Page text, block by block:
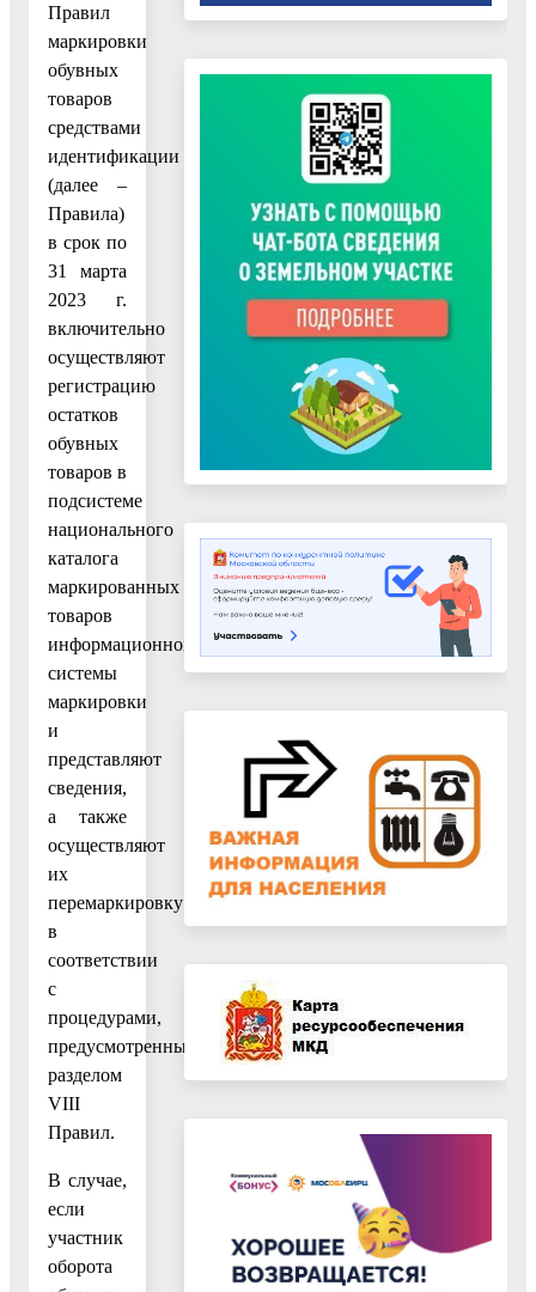
Правил
маркировки
обувных
товаров
средствами
идентификации
(далее –
Правила)
в срок по
31 марта
2023 г.
включительно
осуществляют
регистрацию
остатков
обувных
товаров в
подсистеме
национального
каталога
маркированных
товаров
информационной
системы
маркировки
и
представляют
сведения,
а также
осуществляют
их
перемаркировку
в
соответствии
с
процедурами,
предусмотренными
разделом
VIII
Правил.
В случае,
если
участник
оборота